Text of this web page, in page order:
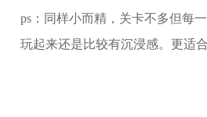
ps：同样小而精，关卡不多但每
玩起来还是比较有沉浸感。更适